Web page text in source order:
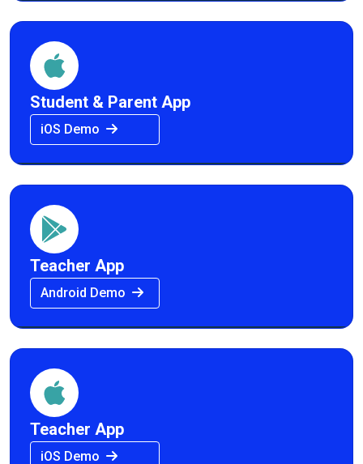
Student & Parent App
iOS Demo
Teacher App
Android Demo
Teacher App
iOS Demo